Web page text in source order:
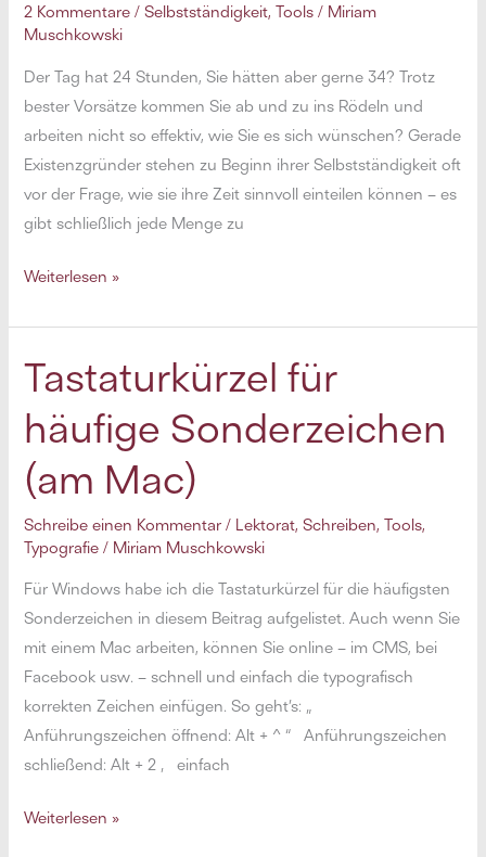
und
man
sie
vermeidet
2 Kommentare /Selbstständigkeit,Tools / Miriam
Muschkowski
Der Tag hat 24 Stunden, Sie hätten aber gerne 34? Trotz
bester Vorsätze kommen Sie ab und zu ins Rödeln und
arbeiten nicht so effektiv, wie Sie es sich wünschen? Gerade
Existenzgründer stehen zu Beginn ihrer Selbstständigkeit oft
vor der Frage, wie sie ihre Zeit sinnvoll einteilen können – es
gibt schließlich jede Menge zu
Produktiver
Tipps
und
Tools
zur
Selbstorganisation
Weiterlesen »
Tastaturkürzel für
häufige Sonderzeichen
(am Mac)
Schreibe einen Kommentar / Lektorat,Schreiben,Tools,
Typografie / Miriam Muschkowski
Für Windows habe ich die Tastaturkürzel für die häufigsten
Sonderzeichen in diesem Beitrag aufgelistet. Auch wenn Sie
mit einem Mac arbeiten, können Sie online – im CMS, bei
Facebook usw. – schnell und einfach die typografisch
korrekten Zeichen einfügen. So geht’s: „
Anführungszeichen öffnend: Alt + ^ “ Anführungszeichen
schließend: Alt + 2 ‚ einfach
Tastaturkürzel
Weiterlesen »